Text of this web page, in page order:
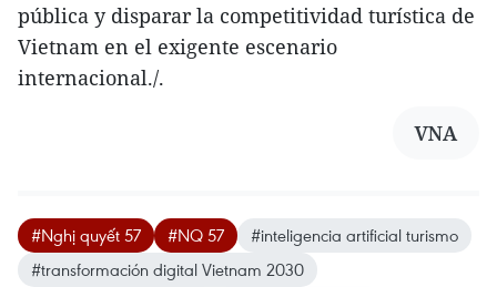
pública y disparar la competitividad turística de
Vietnam en el exigente escenario
internacional./.
VNA
#Nghị quyết 57 #NQ 57
#inteligencia artificial turismo
#transformación digital Vietnam 2030